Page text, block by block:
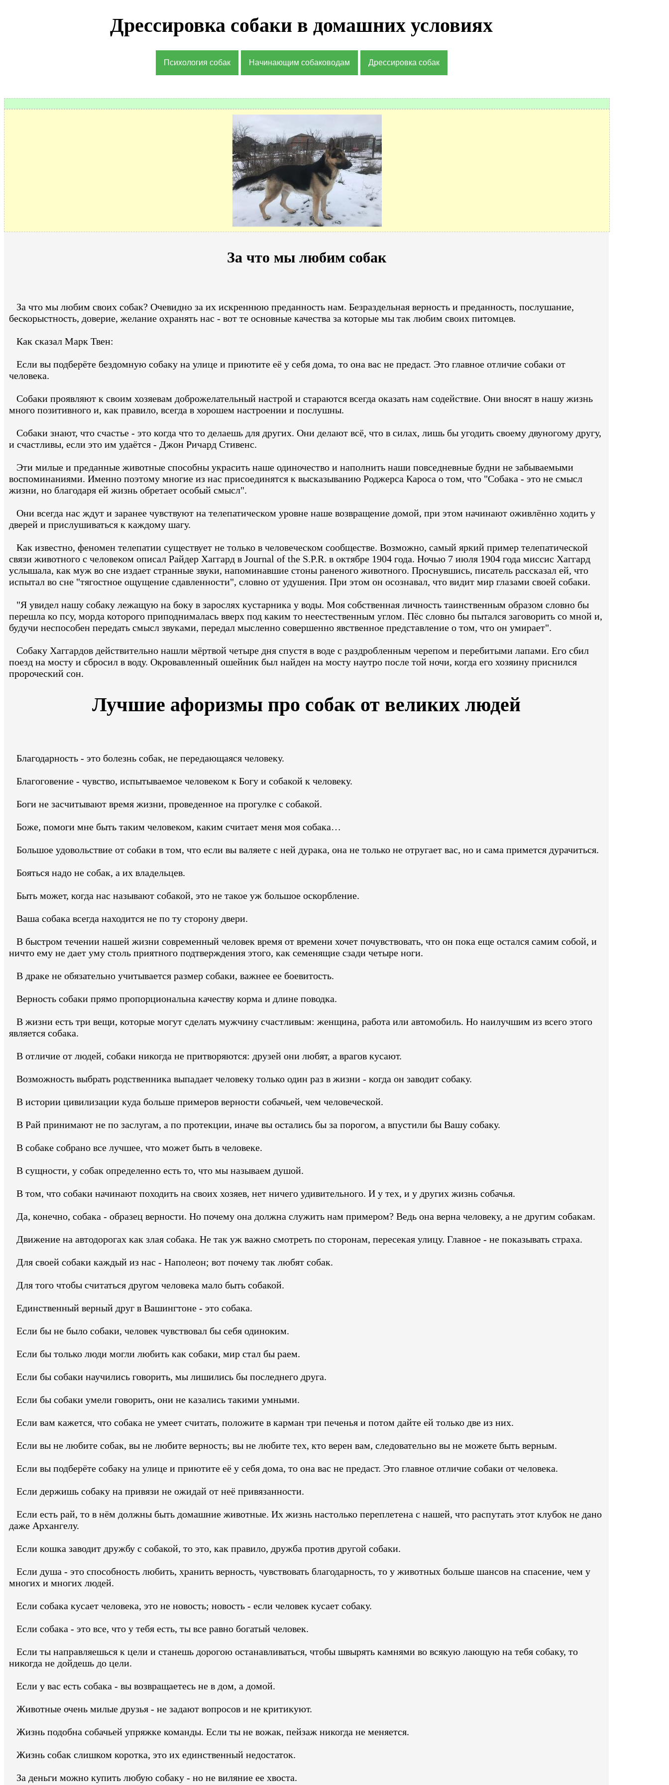
Дрессировка собаки в домашних условиях
Психология собак Начинающим собаководам Дрессировка собак
За что мы любим собак
За что мы любим своих собак? Очевидно за их искреннюю преданность нам. Безраздельная верность и преданность, послушание,
бескорыстность, доверие, желание охранять нас - вот те основные качества за которые мы так любим своих питомцев.
Как сказал Марк Твен:
Если вы подберёте бездомную собаку на улице и приютите её у себя дома, то она вас не предаст. Это главное отличие собаки от
человека.
Собаки проявляют к своим хозяевам доброжелательный настрой и стараются всегда оказать нам содействие. Они вносят в нашу жизнь
много позитивного и, как правило, всегда в хорошем настроении и послушны.
Собаки знают, что счастье - это когда что то делаешь для других. Они делают всё, что в силах, лишь бы угодить своему двуногому другу,
и счастливы, если это им удаётся - Джон Ричард Стивенс.
Эти милые и преданные животные способны украсить наше одиночество и наполнить наши повседневные будни не забываемыми
воспоминаниями. Именно поэтому многие из нас присоединятся к высказыванию Роджерса Кароса о том, что "Собака - это не смысл
жизни, но благодаря ей жизнь обретает особый смысл".
Они всегда нас ждут и заранее чувствуют на телепатическом уровне наше возвращение домой, при этом начинают оживлённо ходить у
дверей и прислушиваться к каждому шагу.
Как известно, феномен телепатии существует не только в человеческом сообществе. Возможно, самый яркий пример телепатической
связи животного с человеком описал Райдер Хаггард в Journal of the S.P.R. в октябре 1904 года. Ночью 7 июля 1904 года миссис Хаггард
услышала, как муж во сне издает странные звуки, напоминавшие стоны раненого животного. Проснувшись, писатель рассказал ей, что
испытал во сне "тягостное ощущение сдавленности", словно от удушения. При этом он осознавал, что видит мир глазами своей собаки.
"Я увидел нашу собаку лежащую на боку в зарослях кустарника у воды. Моя собственная личность таинственным образом словно бы
перешла ко псу, морда которого приподнималась вверх под каким то неестественным углом. Пёс словно бы пытался заговорить со мной и,
будучи неспособен передать смысл звуками, передал мысленно совершенно явственное представление о том, что он умирает".
Собаку Хаггардов действительно нашли мёртвой четыре дня спустя в воде с раздробленным черепом и перебитыми лапами. Его сбил
поезд на мосту и сбросил в воду. Окровавленный ошейник был найден на мосту наутро после той ночи, когда его хозяину приснился
пророческий сон.
Лучшие афоризмы про собак от великих людей
Благодарность - это болезнь собак, не передающаяся человеку.
Благоговение - чувство, испытываемое человеком к Богу и собакой к человеку.
Боги не засчитывают время жизни, проведенное на прогулке с собакой.
Боже, помоги мне быть таким человеком, каким считает меня моя собака…
Большое удовольствие от собаки в том, что если вы валяете с ней дурака, она не только не отругает вас, но и сама примется дурачиться.
Бояться надо не собак, а их владельцев.
Быть может, когда нас называют собакой, это не такое уж большое оскорбление.
Ваша собака всегда находится не по ту сторону двери.
В быстром течении нашей жизни современный человек время от времени хочет почувствовать, что он пока еще остался самим собой, и
ничто ему не дает уму столь приятного подтверждения этого, как семенящие сзади четыре ноги.
В драке не обязательно учитывается размер собаки, важнее ее боевитость.
Верность собаки прямо пропорциональна качеству корма и длине поводка.
В жизни есть три вещи, которые могут сделать мужчину счастливым: женщина, работа или автомобиль. Но наилучшим из всего этого
является собака.
В отличие от людей, собаки никогда не притворяются: друзей они любят, а врагов кусают.
Возможность выбрать родственника выпадает человеку только один раз в жизни - когда он заводит собаку.
В истории цивилизации куда больше примеров верности собачьей, чем человеческой.
В Рай принимают не по заслугам, а по протекции, иначе вы остались бы за порогом, а впустили бы Вашу собаку.
В собаке собрано все лучшее, что может быть в человеке.
В сущности, у собак определенно есть то, что мы называем душой.
В том, что собаки начинают походить на своих хозяев, нет ничего удивительного. И у тех, и у других жизнь собачья.
Да, конечно, собака - образец верности. Но почему она должна служить нам примером? Ведь она верна человеку, а не другим собакам.
Движение на автодорогах как злая собака. Не так уж важно смотреть по сторонам, пересекая улицу. Главное - не показывать страха.
Для своей собаки каждый из нас - Наполеон; вот почему так любят собак.
Для того чтобы считаться другом человека мало быть собакой.
Единственный верный друг в Вашингтоне - это собака.
Если бы не было собаки, человек чувствовал бы себя одиноким.
Если бы только люди могли любить как собаки, мир стал бы раем.
Если бы собаки научились говорить, мы лишились бы последнего друга.
Если бы собаки умели говорить, они не казались такими умными.
Если вам кажется, что собака не умеет считать, положите в карман три печенья и потом дайте ей только две из них.
Если вы не любите собак, вы не любите верность; вы не любите тех, кто верен вам, следовательно вы не можете быть верным.
Если вы подберёте собаку на улице и приютите её у себя дома, то она вас не предаст. Это главное отличие собаки от человека.
Если держишь собаку на привязи не ожидай от неё привязанности.
Если есть рай, то в нём должны быть домашние животные. Их жизнь настолько переплетена с нашей, что распутать этот клубок не дано
даже Архангелу.
Если кошка заводит дружбу с собакой, то это, как правило, дружба против другой собаки.
Если душа - это способность любить, хранить верность, чувствовать благодарность, то у животных больше шансов на спасение, чем у
многих и многих людей.
Если собака кусает человека, это не новость; новость - если человек кусает собаку.
Если собака - это все, что у тебя есть, ты все равно богатый человек.
Если ты направляешься к цели и станешь дорогою останавливаться, чтобы швырять камнями во всякую лающую на тебя собаку, то
никогда не дойдешь до цели.
Если у вас есть собака - вы возвращаетесь не в дом, а домой.
Животные очень милые друзья - не задают вопросов и не критикуют.
Жизнь подобна собачьей упряжке команды. Если ты не вожак, пейзаж никогда не меняется.
Жизнь собак слишком коротка, это их единственный недостаток.
За деньги можно купить любую собаку - но не виляние ее хвоста.